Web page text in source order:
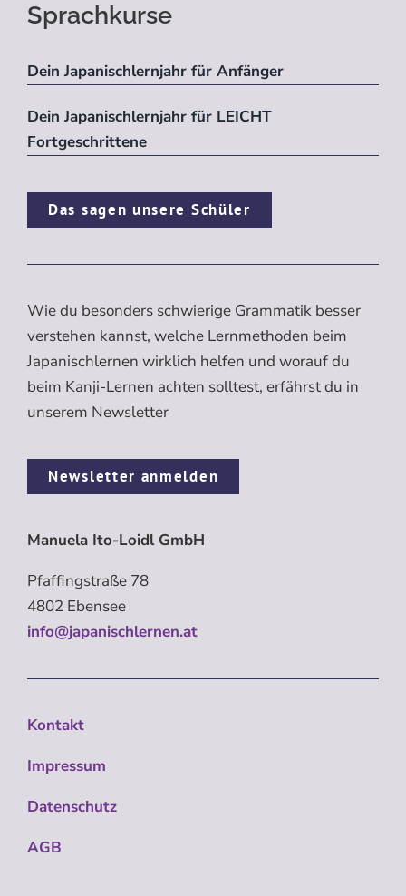
Sprachkurse
Dein Japanischlernjahr für Anfänger
Dein Japanischlernjahr für LEICHT
Fortgeschrittene
Das sagen unsere Schüler
Wie du besonders schwierige Grammatik besser
verstehen kannst, welche Lernmethoden beim
Japanischlernen wirklich helfen und worauf du
beim Kanji-Lernen achten solltest, erfährst du in
unserem Newsletter
Newsletter anmelden
Manuela Ito-Loidl GmbH
Pfaffingstraße 78
4802 Ebensee
info@japanischlernen.at
Kontakt
Impressum
Datenschutz
AGB